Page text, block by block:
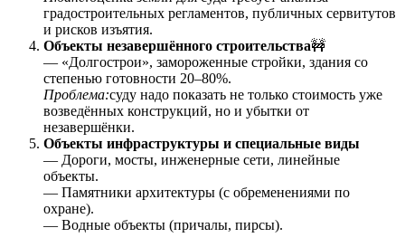
градостроительных регламентов, публичных сервитутов
и рисков изъятия.
Объекты незавершённого строительства🚧
— «Долгострои», замороженные стройки, здания со
степенью готовности 20–80%.
Проблема:суду надо показать не только стоимость уже
возведённых конструкций, но и убытки от
незавершёнки.
Объекты инфраструктуры и специальные виды
— Дороги, мосты, инженерные сети, линейные
объекты.
— Памятники архитектуры (с обременениями по
охране).
— Водные объекты (причалы, пирсы).